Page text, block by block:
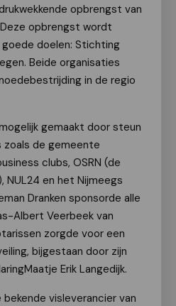
opbrengst van
opbrengst wordt
doelen: Stichting
Beide organisaties
in de regio
gemaakt door steun
zoals de gemeente
clubs, OSRN (de
NUL24 en het Nijmeegs
Dranken sponsorde alle
Albert Veerbeek van
zorgde voor een
bijgestaan door zijn
Erik Langedijk.
bekende visleverancier van